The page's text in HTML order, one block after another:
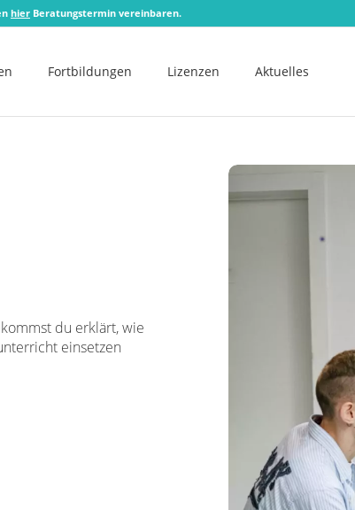
hier Beratungstermin vereinbaren.
Fortbildungen Lizenzen Aktuelles
du erklärt, wie
einsetzen